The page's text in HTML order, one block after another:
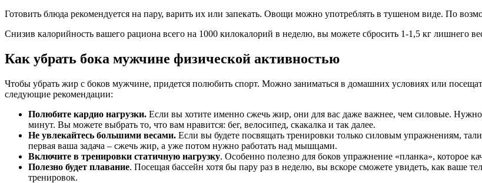
Готовить блюда рекомендуется на пару, варить их или запекать. Овощи можно употреблять в тушеном виде. По
Снизив калорийность вашего рациона всего на 1000 килокалорий в неделю, вы можете сбросить 1-1,5 кг лишнего
Как убрать бока мужчине физической активностью
Чтобы убрать жир с боков мужчине, придется полюбить спорт. Можно заниматься в домашних условиях или
следующие рекомендации:
Полюбите кардио нагрузки. Если вы хотите именно сжечь жир, они для вас даже важнее, чем силовые.
минут. Вы можете выбрать то, что вам нравится: бег, велосипед, скакалка и так далее.
Не увлекайтесь большими весами. Если вы будете посвящать тренировки только силовым упражнениям,
первая ваша задача – сжечь жир, а уже потом нужно работать над мышцами.
Включите в тренировки статичную нагрузку. Особенно полезно для боков упражнение «планка», которое
Полезно будет плавание. Посещая бассейн хотя бы пару раз в неделю, вы вскоре сможете увидеть, как ваше
тренировок.